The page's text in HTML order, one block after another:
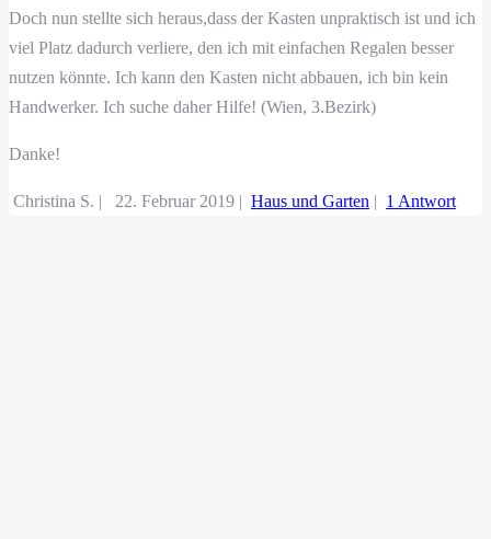
Doch nun stellte sich heraus,dass der Kasten unpraktisch ist und ich
viel Platz dadurch verliere, den ich mit einfachen Regalen besser
nutzen könnte. Ich kann den Kasten nicht abbauen, ich bin kein
Handwerker. Ich suche daher Hilfe! (Wien, 3.Bezirk)
Danke!
Christina S. | 22. Februar 2019 | Haus und Garten | 1 Antwort